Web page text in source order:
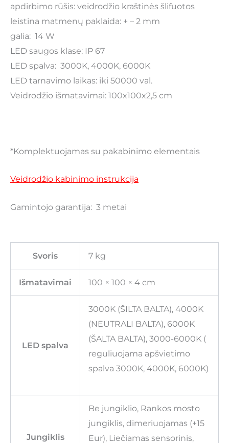
apdirbimo rūšis: veidrodžio kraštinės šlifuotos
leistina matmenų paklaida: + – 2 mm
galia: 14 W
LED saugos klase: IP 67
LED spalva: 3000K, 4000K, 6000K
LED tarnavimo laikas: iki 50000 val.
Veidrodžio išmatavimai: 100x100x2,5 cm
*Komplektuojamas su pakabinimo elementais
Veidrodžio kabinimo instrukcija
Gamintojo garantija: 3 metai
Svoris 7 kg
Išmatavimai 100 × 100 × 4 cm
LED spalva
3000K (ŠILTA BALTA), 4000K
(NEUTRALI BALTA), 6000K
(ŠALTA BALTA), 3000-6000K (
reguliuojama apšvietimo
spalva 3000K, 4000K, 6000K)
Jungiklis
Be jungiklio, Rankos mosto
jungiklis, dimeriuojamas (+15
Eur), Liečiamas sensorinis,